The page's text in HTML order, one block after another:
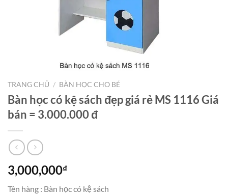
TRANG CHỦ / BÀN HỌC CHO BÉ
Bàn học có kệ sách đẹp giá rẻ MS 1116 Giá
bán = 3.000.000 đ
3,000,000₫
Tên hàng : Bàn học có kệ sách